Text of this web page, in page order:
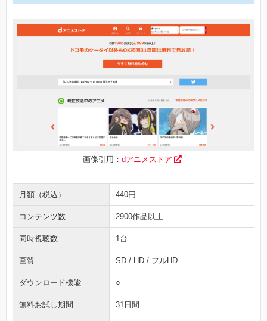
画像引用： dアニメストア
月額（税込） 440円
コンテンツ数 2900作品以上
同時視聴数 1台
画質 SD / HD / フルHD
ダウンロード機能 ○
無料お試し期間 31日間